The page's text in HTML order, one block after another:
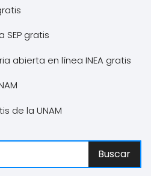
SEP gratis
abierta en línea INEA gratis
de la UNAM